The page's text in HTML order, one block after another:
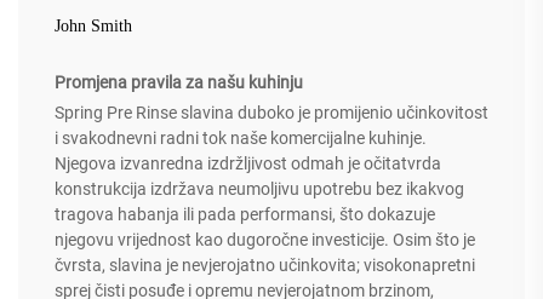
John Smith
Promjena pravila za našu kuhinju
Spring Pre Rinse slavina duboko je promijenio učinkovitost
i svakodnevni radni tok naše komercijalne kuhinje.
Njegova izvanredna izdržljivost odmah je očitatvrda
konstrukcija izdržava neumoljivu upotrebu bez ikakvog
tragova habanja ili pada performansi, što dokazuje
njegovu vrijednost kao dugoročne investicije. Osim što je
čvrsta, slavina je nevjerojatno učinkovita; visokonapretni
sprej čisti posuđe i opremu nevjerojatnom brzinom,